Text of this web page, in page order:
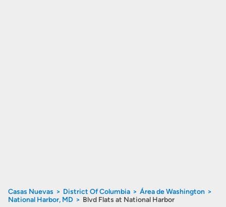
Casas Nuevas District Of Columbia
Área de Washington
National Harbor, MD
Blvd Flats at National Harbor